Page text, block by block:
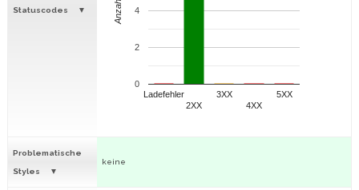
Statuscodes
Ladefehler
2XX
3XX
4XX
5XX
0
2
4
Anzahl
Problematische
Styles
keine